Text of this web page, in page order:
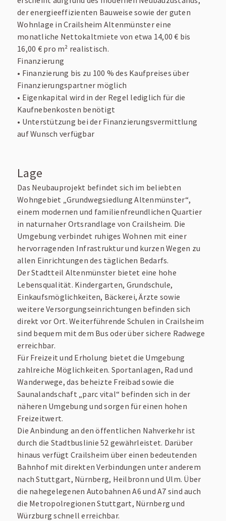
der energieeffizienten Bauweise sowie der guten
Wohnlage in Crailsheim Altenmünster eine
monatliche Nettokaltmiete von etwa 14,00 € bis
16,00 € pro m² realistisch.
Finanzierung
• Finanzierung bis zu 100 % des Kaufpreises über
Finanzierungspartner möglich
• Eigenkapital wird in der Regel lediglich für die
Kaufnebenkosten benötigt
• Unterstützung bei der Finanzierungsvermittlung
auf Wunsch verfügbar
Lage
Das Neubauprojekt befindet sich im beliebten
Wohngebiet „Grundwegsiedlung Altenmünster“,
einem modernen und familienfreundlichen Quartier
in naturnaher Ortsrandlage von Crailsheim. Die
Umgebung verbindet ruhiges Wohnen mit einer
hervorragenden Infrastruktur und kurzen Wegen zu
allen Einrichtungen des täglichen Bedarfs.
Der Stadtteil Altenmünster bietet eine hohe
Lebensqualität. Kindergarten, Grundschule,
Einkaufsmöglichkeiten, Bäckerei, Ärzte sowie
weitere Versorgungseinrichtungen befinden sich
direkt vor Ort. Weiterführende Schulen in Crailsheim
sind bequem mit dem Bus oder über sichere Radwege
erreichbar.
Für Freizeit und Erholung bietet die Umgebung
zahlreiche Möglichkeiten. Sportanlagen, Rad und
Wanderwege, das beheizte Freibad sowie die
Saunalandschaft „parc vital“ befinden sich in der
näheren Umgebung und sorgen für einen hohen
Freizeitwert.
Die Anbindung an den öffentlichen Nahverkehr ist
durch die Stadtbuslinie 52 gewährleistet. Darüber
hinaus verfügt Crailsheim über einen bedeutenden
Bahnhof mit direkten Verbindungen unter anderem
nach Stuttgart, Nürnberg, Heilbronn und Ulm. Über
die nahegelegenen Autobahnen A6 und A7 sind auch
die Metropolregionen Stuttgart, Nürnberg und
Würzburg schnell erreichbar.